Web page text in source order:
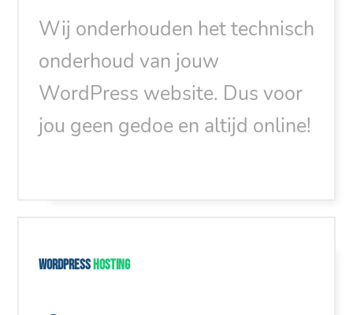
Wij onderhouden het technisch
onderhoud van jouw
WordPress website. Dus voor
jou geen gedoe en altijd online!
WordPress hosting